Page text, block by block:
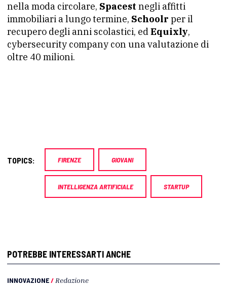
nella moda circolare, Spacest negli affitti
immobiliari a lungo termine, Schoolr per il
recupero degli anni scolastici, edEquixly,
cybersecurity company con una valutazione di
oltre 40 milioni.
TOPICS: FIRENZE GIOVANI
INTELLIGENZA ARTIFICIALE STARTUP
POTREBBE INTERESSARTI ANCHE
INNOVAZIONE/ Redazione